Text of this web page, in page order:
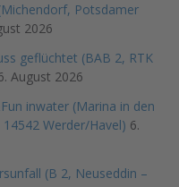
Potsdamer
2026
geflüchtet (BAB 2, RTK
August 2026
inwater (Marina in den
Werder/Havel) 6.
(B 2, Neuseddin –